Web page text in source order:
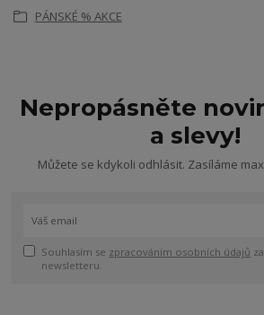
PÁNSKÉ % AKCE
Nepropásněte
a slevy!
Můžete se kdykoli odhlásit. Zasíláme
Souhlasím se zpracováním osobních údajů
newsletteru.